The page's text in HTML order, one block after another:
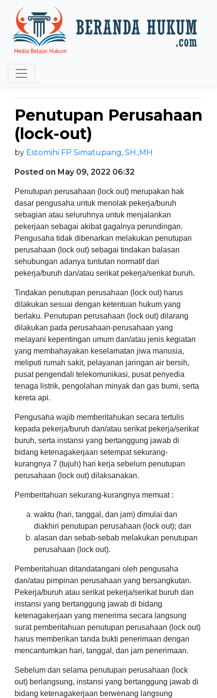
Penutupan Perusahaan
(lock-out)
by Estomihi FP Simatupang, SH.,MH
Posted on May 09, 2022 06:32
Penutupan perusahaan (lock out) merupakan hak
dasar pengusaha untuk menolak pekerja/buruh
sebagian atau seluruhnya untuk menjalankan
pekerjaan sebagai akibat gagalnya perundingan.
Pengusaha tidak dibenarkan melakukan penutupan
perusahaan (lock out) sebagai tindakan balasan
sehubungan adanya tuntutan normatif dari
pekerja/buruh dan/atau serikat pekerja/serikat buruh.
Tindakan penutupan perusahaan (lock out) harus
dilakukan sesuai dengan ketentuan hukum yang
berlaku. Penutupan perusahaan (lock out) dilarang
dilakukan pada perusahaan-perusahaan yang
melayani kepentingan umum dan/atau jenis kegiatan
yang membahayakan keselamatan jiwa manusia,
meliputi rumah sakit, pelayanan jaringan air bersih,
pusat pengendali telekomunikasi, pusat penyedia
tenaga listrik, pengolahan minyak dan gas bumi, serta
kereta api.
Pengusaha wajib memberitahukan secara tertulis
kepada pekerja/buruh dan/atau serikat pekerja/serikat
buruh, serta instansi yang bertanggung jawab di
bidang ketenagakerjaan setempat sekurang-
kurangnya 7 (tujuh) hari kerja sebelum penutupan
perusahaan (lock out) dilaksanakan.
Pemberitahuan sekurang-kurangnya memuat :
waktu (hari, tanggal, dan jam) dimulai dan
diakhiri penutupan perusahaan (lock out); dan
alasan dan sebab-sebab melakukan penutupan
perusahaan (lock out).
Pemberitahuan ditandatangani oleh pengusaha
dan/atau pimpinan perusahaan yang bersangkutan.
Pekerja/buruh atau serikat pekerja/serikat buruh dan
instansi yang bertanggung jawab di bidang
ketenagakerjaan yang menerima secara langsung
surat pemberitahuan penutupan perusahaan (lock out)
harus memberikan tanda bukti penerimaan dengan
mencantumkan hari, tanggal, dan jam penerimaan.
Sebelum dan selama penutupan perusahaan (lock
out) berlangsung, instansi yang bertanggung jawab di
bidang ketenagakerjaan berwenang langsung